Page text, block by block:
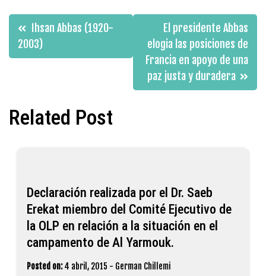
Navegación
de
Ihsan Abbas (1920-
2003)
El presidente Abbas
elogia las posiciones de
Francia en apoyo de una
paz justa y duradera
Related Post
Declaración realizada por el Dr. Saeb
Erekat miembro del Comité Ejecutivo de
la OLP en relación a la situación en el
campamento de Al Yarmouk.
Posted on: 4 abril, 2015 - German Chillemi